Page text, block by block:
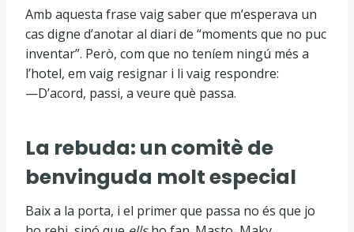
Amb aquesta frase vaig saber que m’esperava un
cas digne d’anotar al diari de “moments que no puc
inventar”. Però, com que no teníem ningú més a
l’hotel, em vaig resignar i li vaig respondre:
—D’acord, passi, a veure què passa.
La rebuda: un comitè de
benvinguda molt especial
Baix a la porta, i el primer que passa no és que jo